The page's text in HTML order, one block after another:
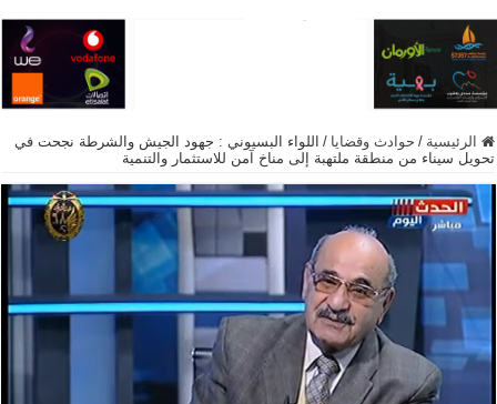
الرئيسية / حوادث وقضايا / اللواء البسيوني : جهود الجيش والشرطة نجحت في
تحويل سيناء من منطقة ملتهبة إلى مناخ آمن للاستثمار والتنمية